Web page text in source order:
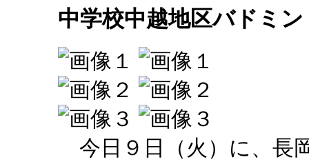
中学校中越地区バドミ
今日９日（火）に、長